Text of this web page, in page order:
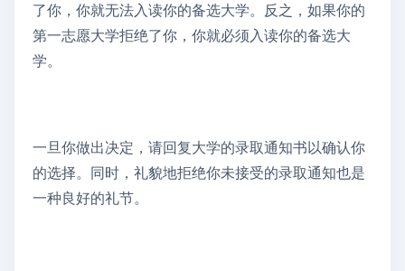
了你，你就无法入读你的备选大学。反之，如果你的
第一志愿大学拒绝了你，你就必须入读你的备选大
学。
一旦你做出决定，请回复大学的录取通知书以确认你
的选择。同时，礼貌地拒绝你未接受的录取通知也是
一种良好的礼节。